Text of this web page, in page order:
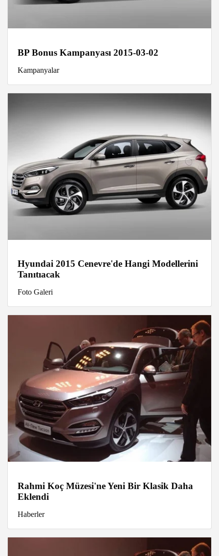
BP Bonus Kampanyası 2015-03-02
Kampanyalar
Hyundai 2015 Cenevre'de Hangi Modellerini
Tanıtıacak
Foto Galeri
Rahmi Koç Müzesi'ne Yeni Bir Klasik Daha
Eklendi
Haberler